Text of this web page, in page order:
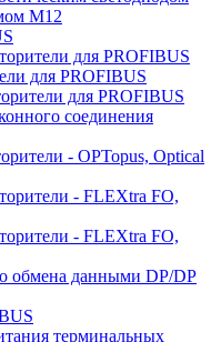
М12
для PROFIBUS
для PROFIBUS
для PROFIBUS
соединения
- OPTopus, Optical
- FLEXtra FO,
- FLEXtra FO,
обмена данными DP/DP
терминальных